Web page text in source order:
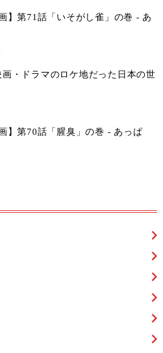
】第71話「いそがし雀」の巻 - あ
・ドラマのロケ地だった日本の世
】第70話「腥臭」の巻 - あっぱ